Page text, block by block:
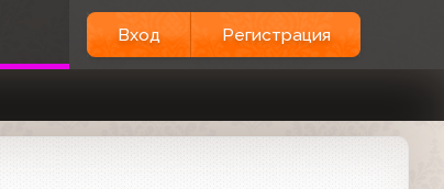
Вход Регистрация